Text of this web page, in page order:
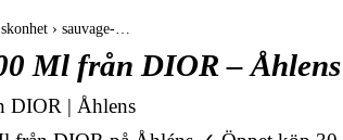
› sauvage-…
Ml från DIOR – Åhlens
DIOR | Åhlens